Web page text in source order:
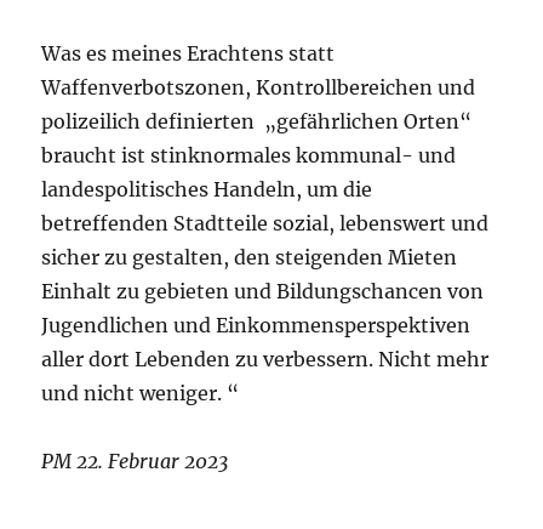
Was es meines Erachtens statt
Waffenverbotszonen, Kontrollbereichen und
polizeilich definierten „gefährlichen Orten“
braucht ist stinknormales kommunal- und
landespolitisches Handeln, um die
betreffenden Stadtteile sozial, lebenswert und
sicher zu gestalten, den steigenden Mieten
Einhalt zu gebieten und Bildungschancen von
Jugendlichen und Einkommensperspektiven
aller dort Lebenden zu verbessern. Nicht mehr
und nicht weniger. “
PM 22. Februar 2023